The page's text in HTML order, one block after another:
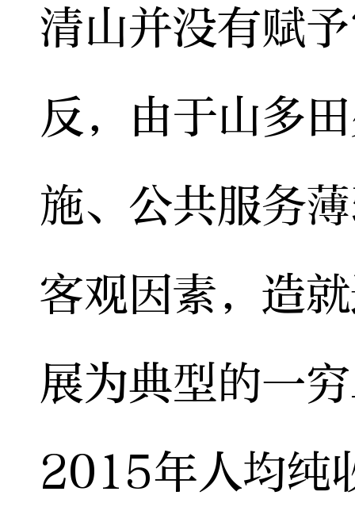
清山并没有赋
反，由于山多
施、公共服务
客观因素，造
展为典型的一
2015年人均纯